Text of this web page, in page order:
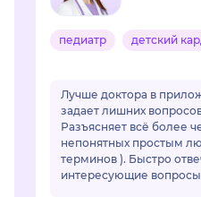
педиатр детский
Лучше доктора в
задает лишних
Разъясняет всё более
непонятных простым
терминов ). Быстро
интересующие